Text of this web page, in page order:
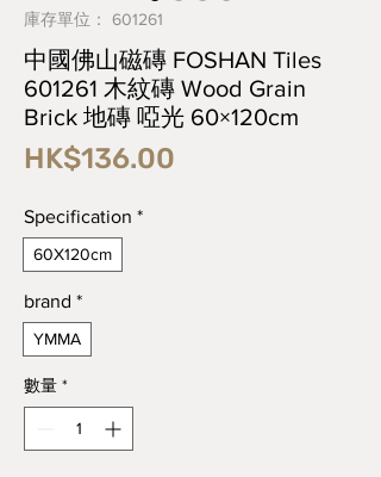
庫存單位： 601261
中國佛山磁磚 FOSHAN Tiles
601261 木紋磚 Wood Grain
Brick 地磚 啞光 60×120cm
HK$136.00
Specification *
60X120cm
brand *
YMMA
數量 *